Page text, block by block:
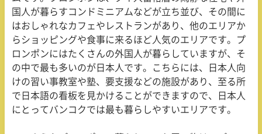
国人が暮らすコンドミニアムなどが立ち並び、その間に
はおしゃれなカフェやレストランがあり、他のエリアか
らショッピングや食事に来るほど人気のエリアです。プ
ロンポンにはたくさんの外国人が暮らしていますが、そ
の中で最も多いのが日本人です。こちらには、日本人向
けの習い事教室や塾、要支援などの施設があり、至る所
で日本語の看板を見かけることができますので、日本人
にとってバンコクでは最も暮らしやすいエリアです。